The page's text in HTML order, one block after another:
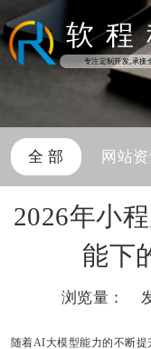
软 程
专注定制开发,承接
全 部 网站
2026年小
能下
浏览量：
随着AI大模型能力的不断